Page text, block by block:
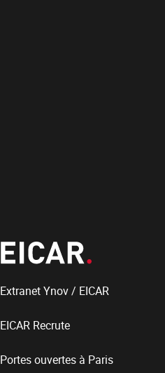
Extranet Ynov / EICAR
EICAR Recrute
Portes ouvertes à Paris